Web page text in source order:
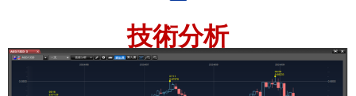
技術分析